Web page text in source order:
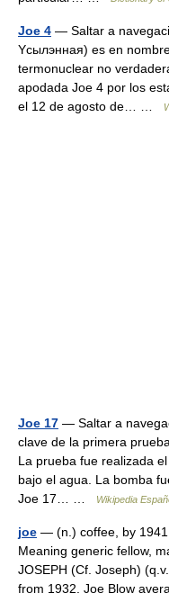
Joe 4 — Saltar a
Ycылэннaя) es en
termonuclear no
apodada Joe 4 por los
el 12 de agosto de… …
Joe 17 — Saltar a
clave de la primera
La prueba fue realizada
bajo el agua. La bomba
Joe 17… …
Wikipedia
joe — (n.) coffee, by
Meaning generic fellow,
JOSEPH (Cf. Joseph)
from 1932. Joe Blow